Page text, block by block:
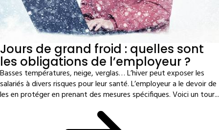
Jours de grand froid : quelles sont
les obligations de l’employeur ?
Basses températures, neige, verglas… L’hiver peut exposer les
salariés à divers risques pour leur santé. L’employeur a le devoir de
les en protéger en prenant des mesures spécifiques. Voici un tour...